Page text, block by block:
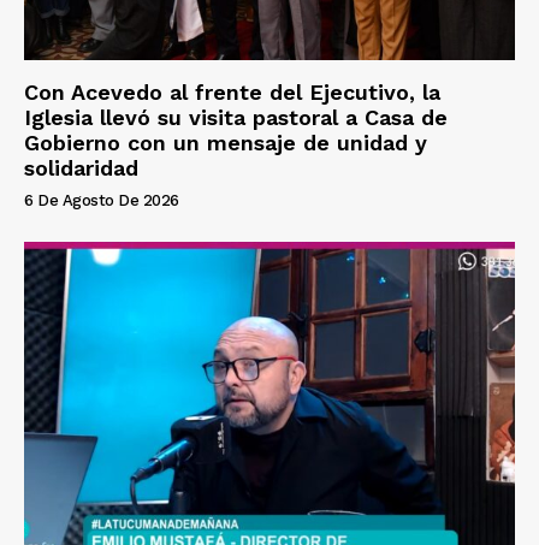
Con Acevedo al frente del Ejecutivo, la
Iglesia llevó su visita pastoral a Casa de
Gobierno con un mensaje de unidad y
solidaridad
6 De Agosto De 2026